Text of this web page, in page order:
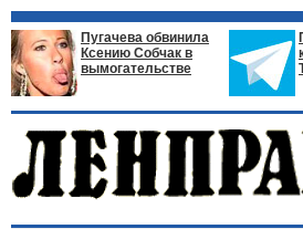
Пугачева обвинила
Ксению Собчак в
вымогательстве